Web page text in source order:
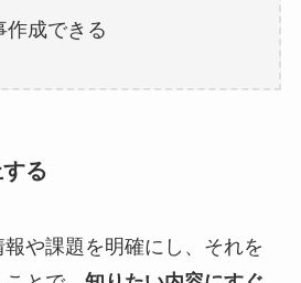
作成できる
る
や課題を明確にし、それを